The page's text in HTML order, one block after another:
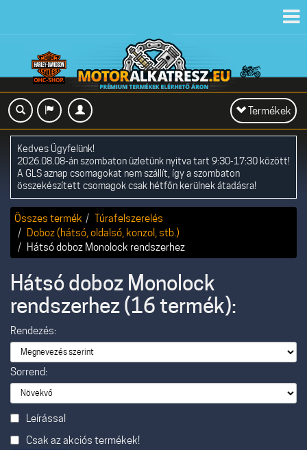
Toggle
navigation
Termékek
Kedves Ügyfelünk!
2026.08.08-án szombaton üzletünk nyitva tart 9:30-17:30 között!
A GLS aznap csomagokat nem szállít, így a szombaton
összekészített csomagok csak hétfőn kerülnek átadásra!
Összes termék
Túrafelszerelés
Doboz (hátsó, oldalsó, konzol, stb.)
Hátsó doboz Monolock rendszerhez
Hátsó doboz Monolock
rendszerhez (16 termék):
Rendezés:
Sorrend:
Leírással
Csak az akciós termékek!